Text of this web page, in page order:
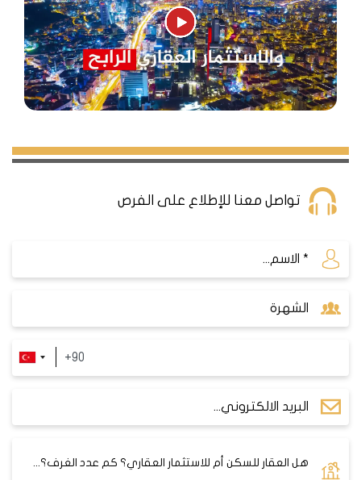
الهندسية الفخمة وإطلالاتها البحرية أو البحيرية الخلابة. يتوقع
الخبراء أن ترتفع أسعار العقارات في أسنيورت في المستقبل
القريب، لتصل إلى مستوى أرقى وأكثر الأحياء طلبا في
اسطنبول.
تتمتع بشهرة عالية بين المتسثرين الأجانب بسبب حداثة
المنطقة وتوفر الخدمات والمشاريع ذات البنية التحتية
وقد شهدت المنطقة تطور كبير ي الأسعار
2020
2754
تواصل معنا للإطلاع على الفرص